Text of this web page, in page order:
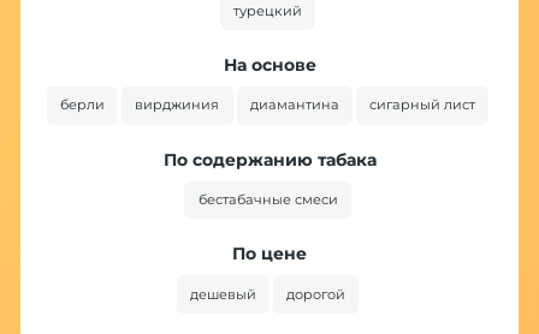
турецкий
На основе
берли вирджиния диамантина сигарный лист
По содержанию табака
бестабачные смеси
По цене
дешевый дорогой